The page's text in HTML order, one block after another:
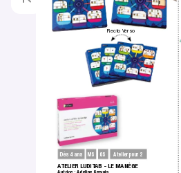
Dès 4 ans MS GS Atelier pour 2
ATELIER LUDITAB - LE MANÈGE
Recto Verso